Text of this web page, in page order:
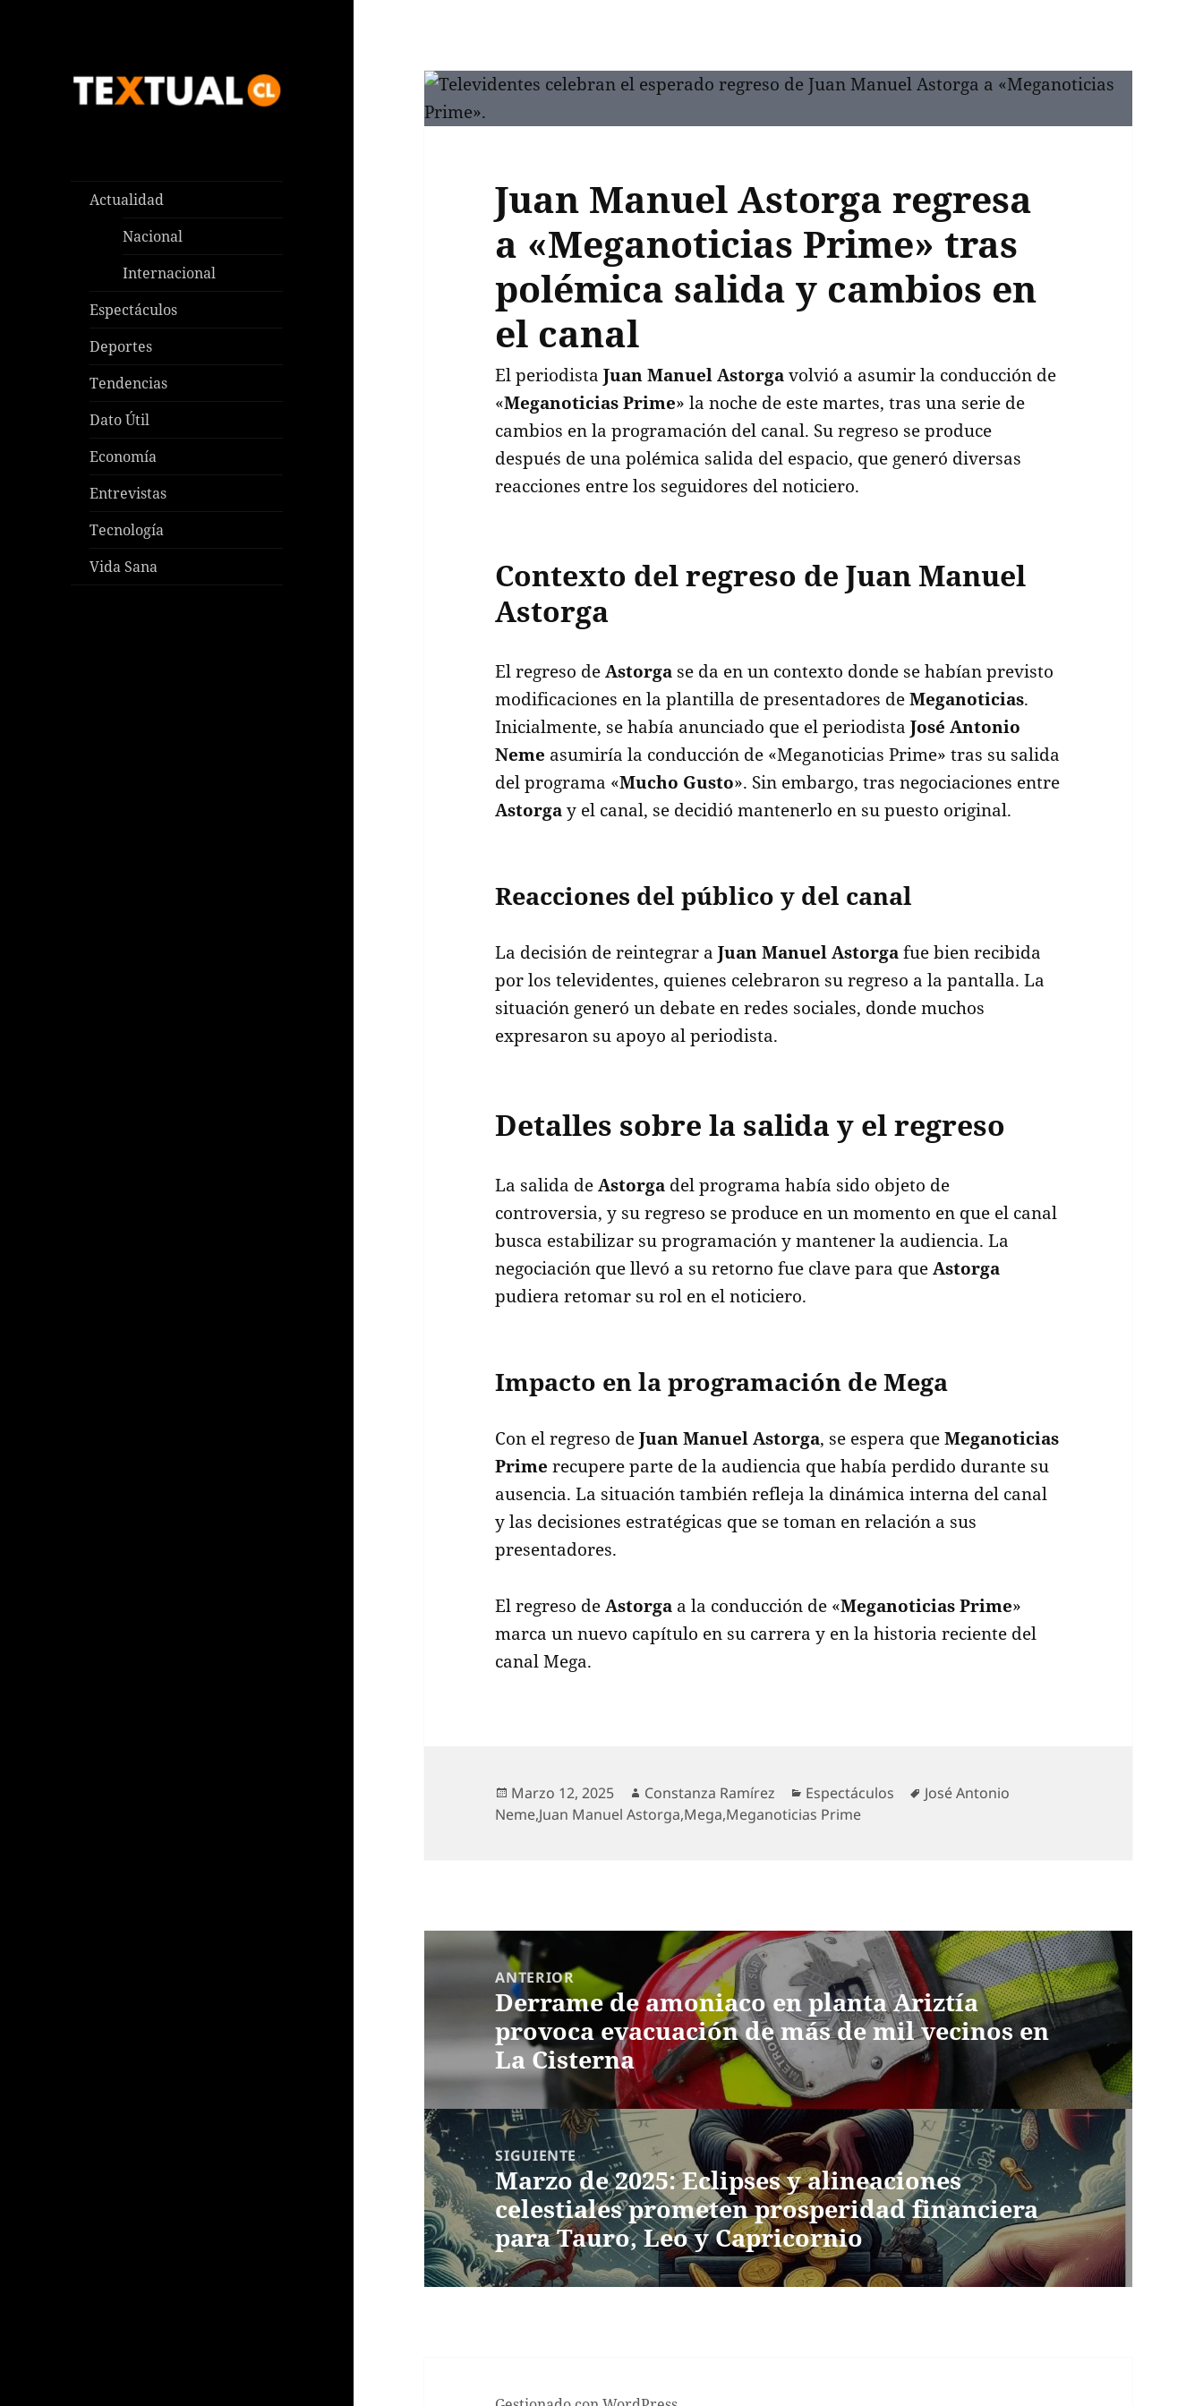
Actualidad
Nacional
Internacional
Espectáculos
Deportes
Tendencias
Dato Útil
Economía
Entrevistas
Tecnología
Vida Sana
Juan Manuel Astorga regresa
a «Meganoticias Prime» tras
polémica salida y cambios en
el canal
El periodistaJuan Manuel Astorgavolvió a asumir la conducción de
«Meganoticias Prime» la noche de este martes, tras una serie de
cambios en la programación del canal. Su regreso se produce
después de una polémica salida del espacio, que generó diversas
reacciones entre los seguidores del noticiero.
Contexto del regreso de Juan Manuel
Astorga
El regreso deAstorga se da en un contexto donde se habían previsto
modificaciones en la plantilla de presentadores deMeganoticias.
Inicialmente, se había anunciado que el periodistaJosé Antonio
Neme asumiría la conducción de «Meganoticias Prime» tras su salida
del programa «Mucho Gusto». Sin embargo, tras negociaciones entre
Astorgay el canal, se decidió mantenerlo en su puesto original.
Reacciones del público y del canal
La decisión de reintegrar aJuan Manuel Astorgafue bien recibida
por los televidentes, quienes celebraron su regreso a la pantalla. La
situación generó un debate en redes sociales, donde muchos
expresaron su apoyo al periodista.
Detalles sobre la salida y el regreso
La salida deAstorga del programa había sido objeto de
controversia, y su regreso se produce en un momento en que el canal
busca estabilizar su programación y mantener la audiencia. La
negociación que llevó a su retorno fue clave para queAstorga
pudiera retomar su rol en el noticiero.
Impacto en la programación de Mega
Con el regreso deJuan Manuel Astorga, se espera queMeganoticias
Prime recupere parte de la audiencia que había perdido durante su
ausencia. La situación también refleja la dinámica interna del canal
y las decisiones estratégicas que se toman en relación a sus
presentadores.
El regreso deAstorga a la conducción de «Meganoticias Prime»
marca un nuevo capítulo en su carrera y en la historia reciente del
canal Mega.
Publicado
el
Marzo 12, 2025 Autor
Constanza Ramírez Categorías
Espectáculos Etiquetas
José Antonio
Neme,Juan Manuel Astorga,Mega,Meganoticias Prime
Navegación
entradas
ANTERIOR
Entrada
anterior:
Derrame de amoniaco en planta Ariztía
provoca evacuación de más de mil vecinos en
La Cisterna
SIGUIENTE
Entrada
siguiente:
Marzo de 2025: Eclipses y alineaciones
celestiales prometen prosperidad financiera
para Tauro, Leo y Capricornio